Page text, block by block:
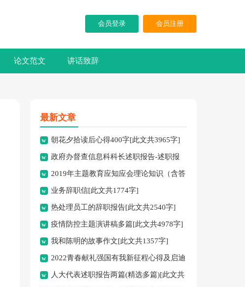
会员登录 会员注册
论文范文 讲话致辞
最新文章
朝花夕拾读后心得400字[此文共3965字]
政府办督查信息科科长述职报告-述职报
告[此文共10194字]
2019年主题教育应知应会理论知识（含答
案）[此文共10252字]
业务辞职信[此文共1774字]
热处理员工的辞职报告[此文共2540字]
疫情防控主题演讲稿多篇[此文共4978字]
我和陈明的故事作文[此文共1357字]
2022青春献礼强国有我新征程心得及启迪
多篇[此文共4095字]
人大代表述职报告两篇(精选多篇)[此文共